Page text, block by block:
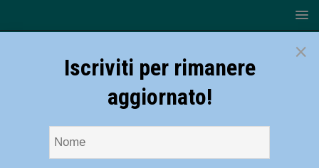
×
Iscriviti per rimanere
aggiornato!